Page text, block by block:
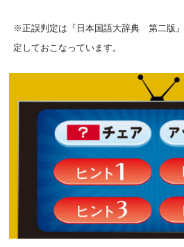
※正誤判定は『日本国語大辞典 第二版
定しておこなっています。